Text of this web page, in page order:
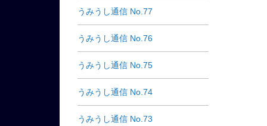
うみうし通信 No.77
うみうし通信 No.76
うみうし通信 No.75
うみうし通信 No.74
うみうし通信 No.73